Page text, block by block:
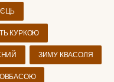
КУРКОЮ
ЗИМУ КВАСОЛЯ